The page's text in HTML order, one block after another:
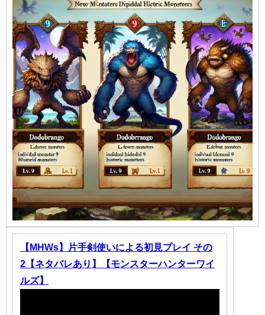
【MHWs】片手剣使いによる初見プレイ その
2【ネタバレあり】【モンスターハンターワイ
ルズ】